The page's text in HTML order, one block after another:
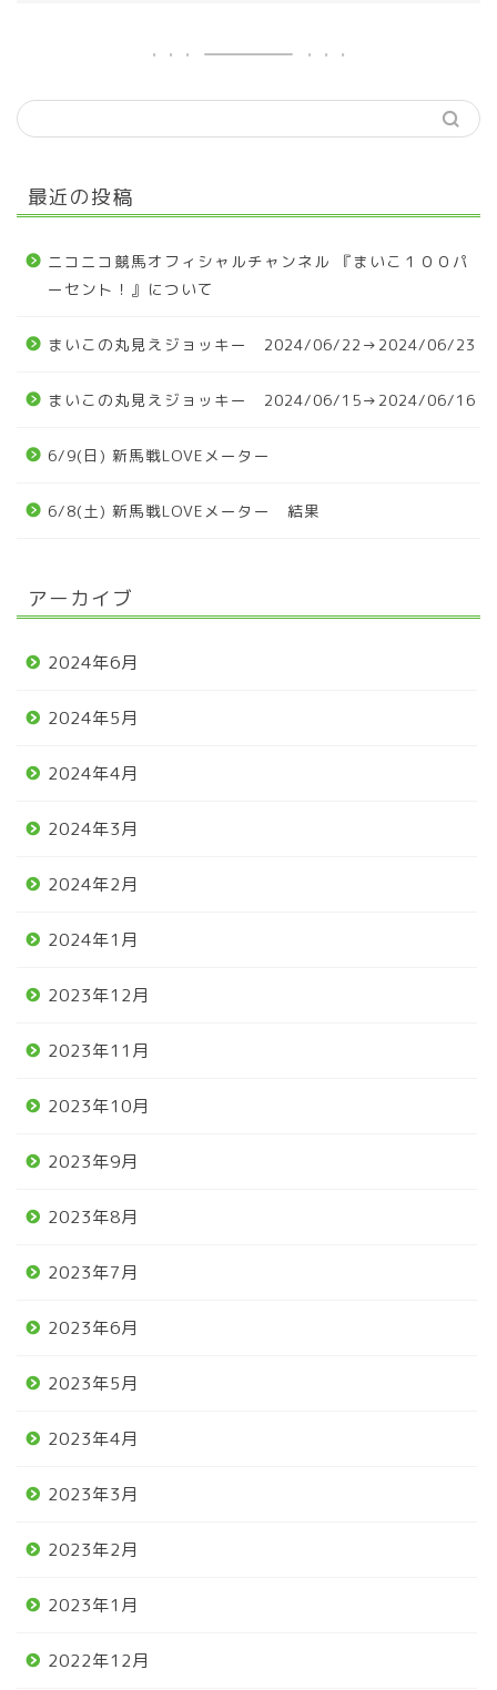
最近の投稿
ニコニコ競馬オフィシャルチャンネル 『まいこ１００パ
ーセント！』について
まいこの丸見えジョッキー 2024/06/22→2024/06/23
まいこの丸見えジョッキー 2024/06/15→2024/06/16
6/9(日) 新馬戦LOVEメーター
6/8(土) 新馬戦LOVEメーター 結果
アーカイブ
2024年6月
2024年5月
2024年4月
2024年3月
2024年2月
2024年1月
2023年12月
2023年11月
2023年10月
2023年9月
2023年8月
2023年7月
2023年6月
2023年5月
2023年4月
2023年3月
2023年2月
2023年1月
2022年12月